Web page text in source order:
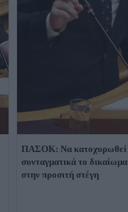
ΠΑΣΟΚ: Να κατοχυρωθεί
συνταγματικά το δικαίωμα
στην προσιτή στέγη